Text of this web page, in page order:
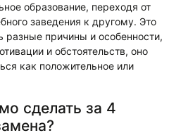
образование, переходя от
заведения к другому. Это
разные причины и особенности,
и обстоятельств, оно
как положительное или
сделать за 4